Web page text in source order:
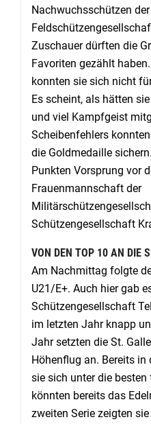
Nachwuchsschützen der
Zuschauer dürften die
Favoriten gezählt
konnten sie sich nicht
Es scheint, als hätten
und viel Kampfgeist
Scheibenfehlers
die Goldmedaille
Punkten Vorsprung vor
Frauenmannschaft der
Schützengesellschaft
VON DEN TOP 10 AN DIE
Am Nachmittag folgte
U21/E+. Auch hier gab
Schützengesellschaft
im letzten Jahr knapp
Jahr setzten die St.
Höhenflug an. Bereits in
sie sich unter die
könnten bereits das
zweiten Serie zeigten